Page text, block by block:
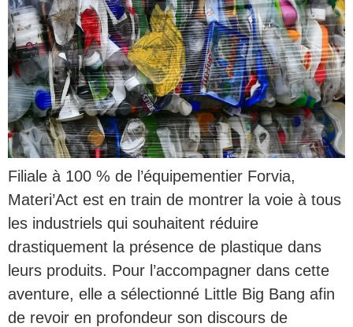
Filiale à 100 % de l’équipementier Forvia,
Materi’Act est en train de montrer la voie à tous
les industriels qui souhaitent réduire
drastiquement la présence de plastique dans
leurs produits. Pour l’accompagner dans cette
aventure, elle a sélectionné Little Big Bang afin
de revoir en profondeur son discours de